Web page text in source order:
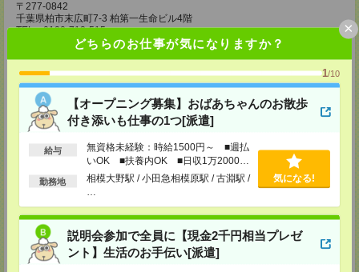
どちらのお仕事が気になりますか？
1/10
【オープニング募集】おばあちゃんのお散歩
付き添いも仕事の1つ[派遣]
給与
無資格未経験：時給1500円～ ■週払
いOK ■扶養内OK ■日収1万2000円
以上
勤務地
相模大野駅 / 小田急相模原駅 / 古淵駅 /
気になる!
説明会参加で全員に【現金2千円相当プレゼ
ント】生活のお手伝い[派遣]
×
〒277-0842
千葉県柏市末広町7-3 柏第一生命ビル4階
TEL：0120-713-515
担当：採用担当
東京都八王子市東町1－6 橋完ＬＫビル 3階
TEL：0120-713-515
担当：採用担当
町田支店
〒194-0022 東京都町田市森野1-33-11 町田森野ビル1階
TEL：0120-713-515
〒343-0816
埼玉県越谷市弥生町1-4 越谷弥生ビル3階
TEL：0120-713-515
担当：採用担当